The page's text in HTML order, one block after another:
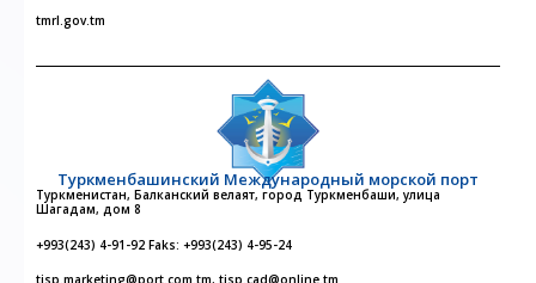
tmrl.gov.tm
Туркменбашинский Международный морской порт
Туркменистан, Балканский велаят, город Туркменбаши, улица
Шагадам, дом 8
+993(243) 4-91-92 Faks: +993(243) 4-95-24
tisp.marketing@port.com.tm, tisp.cad@online.tm